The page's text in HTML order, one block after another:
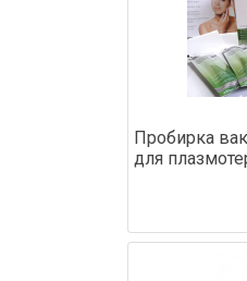
Пробирка
для